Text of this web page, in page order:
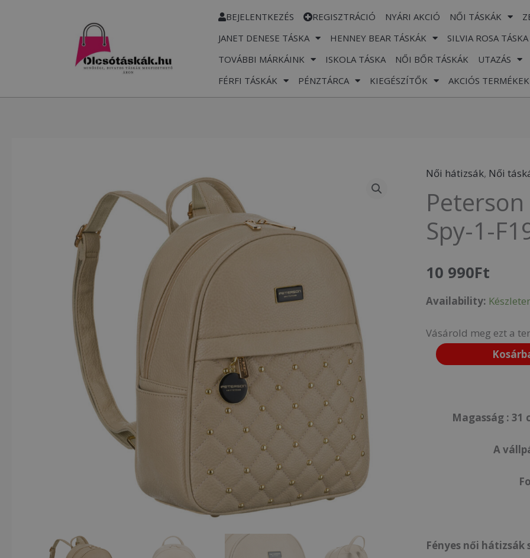
BEJELENTKEZÉS REGISZTRÁCIÓ NYÁRI AKCIÓ NŐI TÁSKÁK
JANET DENESE TÁSKA
HENNEY BEAR TÁSKÁK
SILVIA ROSA TÁSKA
TOVÁBBI MÁRKÁINK
ISKOLA TÁSKA NŐI BŐR TÁSKÁK UTAZÁS
FÉRFI TÁSKÁK
PÉNZTÁRCA KIEGÉSZÍTŐK AKCIÓS TERMÉKEK
Női hátizsák, Női
Spy-1-
10 990Ft
Availability:
Vásárold meg ezt a
Peterson
Női
Hátizsák
Ptn
1-
F19-
Beige
mennyiség
Magasság : 31
A
Fényes női hátizsák